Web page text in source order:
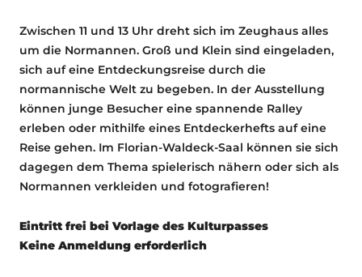
Zwischen 11 und 13 Uhr dreht sich im Zeughaus alles
um die Normannen. Groß und Klein sind eingeladen,
sich auf eine Entdeckungsreise durch die
normannische Welt zu begeben. In der Ausstellung
können junge Besucher eine spannende Ralley
erleben oder mithilfe eines Entdeckerhefts auf eine
Reise gehen. Im Florian-Waldeck-Saal können sie sich
dagegen dem Thema spielerisch nähern oder sich als
Normannen verkleiden und fotografieren!
Eintritt frei bei Vorlage des Kulturpasses
Keine Anmeldung erforderlich